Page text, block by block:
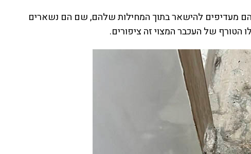
מעדיפים להישאר בתוך המחילות שלהם, שם הם נשארים
הטורף של העכבר המצוי זה ציפורים.